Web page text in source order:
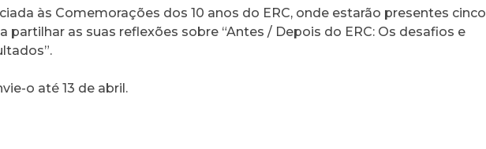
às Comemorações dos 10 anos do ERC, onde estarão presentes cinco
partilhar as suas reflexões sobre “Antes / Depois do ERC: Os desafios e
o até 13 de abril.